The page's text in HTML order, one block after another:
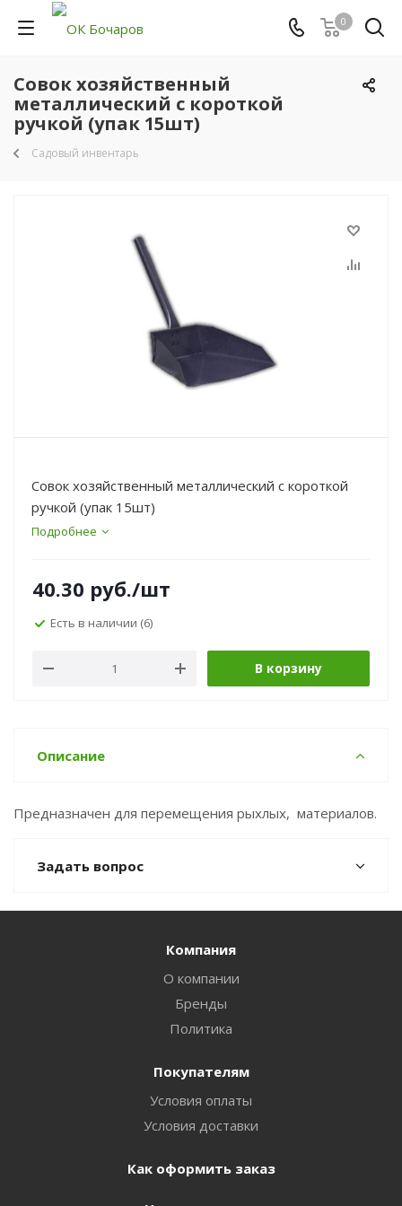
0
Совок хозяйственный
металлический с короткой
ручкой (упак 15шт)
Садовый инвентарь
Совок хозяйственный металлический с короткой
ручкой (упак 15шт)
Подробнее
40.30 руб./шт
Есть в наличии (6)
В корзину
Описание
Предназначен для перемещения рыхлых, материалов.
Задать вопрос
Компания
О компании
Бренды
Политика
Покупателям
Условия оплаты
Условия доставки
Как оформить заказ